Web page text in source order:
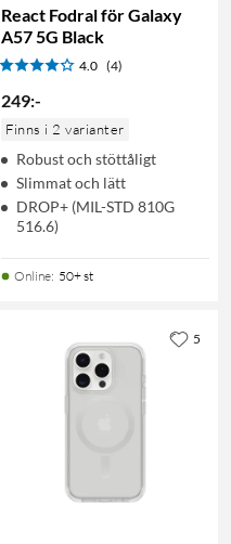
React Fodral för Galaxy
A57 5G Black
4.0 (4)
249:-
Finns i 2 varianter
Robust och stöttåligt
Slimmat och lätt
DROP+ (MIL-STD 810G
516.6)
Online: 50+ st
5